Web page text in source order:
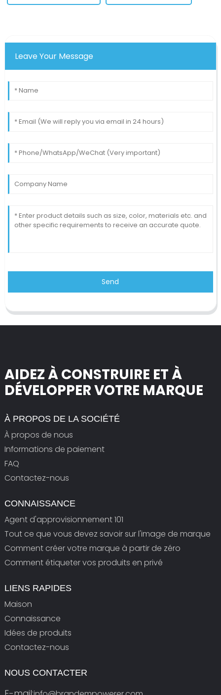
Leave Your Message
Send
AIDEZ À CONSTRUIRE ET À
DÉVELOPPER VOTRE MARQUE
À PROPOS DE LA SOCIÉTÉ
À propos de nous
Informations de paiement
FAQ
Contactez-nous
CONNAISSANCE
Agent d'approvisionnement 101
Tout ce que vous devez savoir sur l'image de marque
Comment créer votre marque à partir de zéro
Comment étiqueter vos produits en privé
LIENS RAPIDES
Maison
Connaissance
Idées de produits
Contactez-nous
NOUS CONTACTER